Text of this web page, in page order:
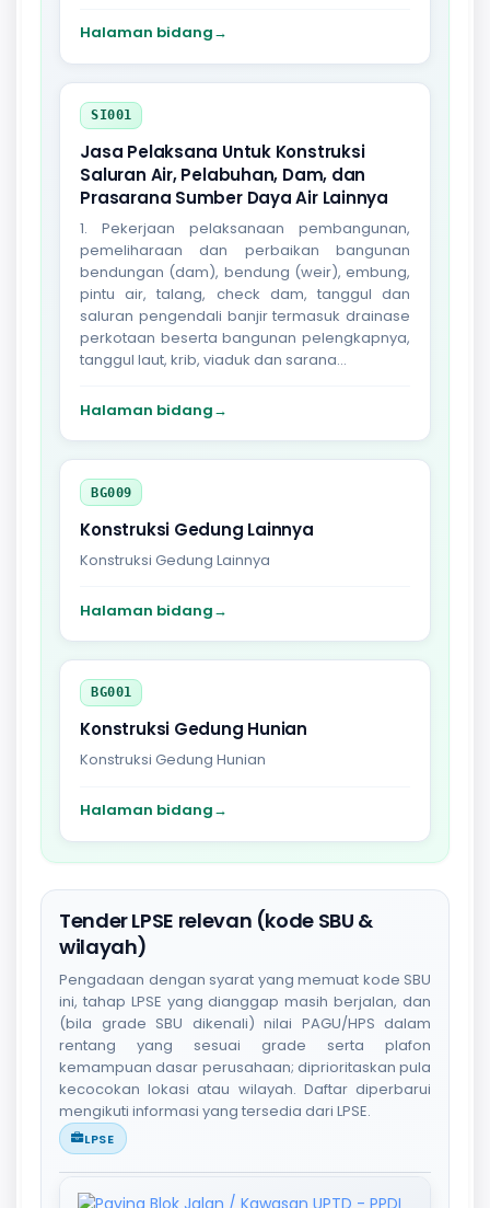
Halaman bidang→
SI001
Jasa Pelaksana Untuk Konstruksi
Saluran Air, Pelabuhan, Dam, dan
Prasarana Sumber Daya Air Lainnya
1. Pekerjaan pelaksanaan pembangunan,
pemeliharaan dan perbaikan bangunan
bendungan (dam), bendung (weir), embung,
pintu air, talang, check dam, tanggul dan
saluran pengendali banjir termasuk drainase
perkotaan beserta bangunan pelengkapnya,
tanggul laut, krib, viaduk dan sarana...
Halaman bidang→
BG009
Konstruksi Gedung Lainnya
Konstruksi Gedung Lainnya
Halaman bidang→
BG001
Konstruksi Gedung Hunian
Konstruksi Gedung Hunian
Halaman bidang→
Tender LPSE relevan (kode SBU &
wilayah)
Pengadaan dengan syarat yang memuat kode SBU
ini, tahap LPSE yang dianggap masih berjalan, dan
(bila grade SBU dikenali) nilai PAGU/HPS dalam
rentang yang sesuai grade serta plafon
kemampuan dasar perusahaan; diprioritaskan pula
kecocokan lokasi atau wilayah. Daftar diperbarui
mengikuti informasi yang tersedia dari LPSE.
LPSE